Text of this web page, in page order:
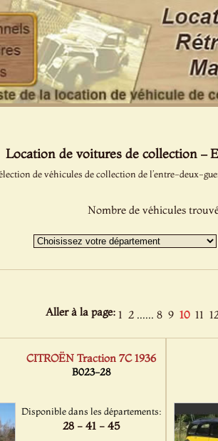
Location de voitures de collection –
de véhicules de collection de l’entre-deux-
Nombre de véhicules
Aller à la page: 1 2 ...... 8 9 10 11
CITROËN Traction 7C 1936
B023-28
Disponible dans les départements:
28 - 41 - 45